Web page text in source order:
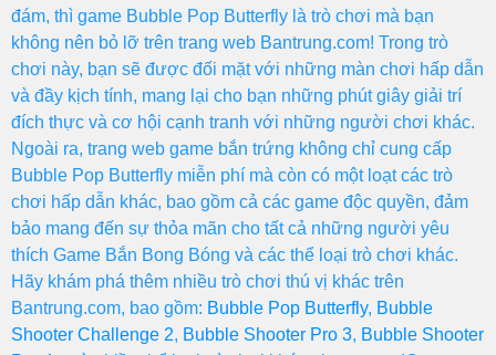
đám, thì game Bubble Pop Butterfly là trò chơi mà bạn
không nên bỏ lỡ trên trang web Bantrung.com! Trong trò
chơi này, bạn sẽ được đối mặt với những màn chơi hấp dẫn
và đầy kịch tính, mang lại cho bạn những phút giây giải trí
đích thực và cơ hội cạnh tranh với những người chơi khác.
Ngoài ra, trang web game bắn trứng không chỉ cung cấp
Bubble Pop Butterfly miễn phí mà còn có một loạt các trò
chơi hấp dẫn khác, bao gồm cả các game độc quyền, đảm
bảo mang đến sự thỏa mãn cho tất cả những người yêu
thích Game Bắn Bong Bóng và các thể loại trò chơi khác.
Hãy khám phá thêm nhiều trò chơi thú vị khác trên
Bantrung.com, bao gồm: Bubble Pop Butterfly, Bubble
Shooter Challenge 2, Bubble Shooter Pro 3, Bubble Shooter